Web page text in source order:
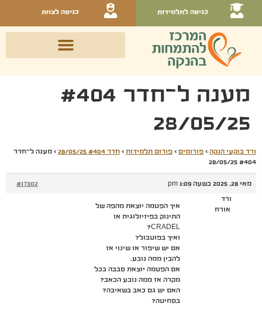
כניסה לתלמידות כניסה לצוות
מענה ל־חדר #404
28/05/25
ורד בוקעי הנקה › פורומים › פורום תלמידות › חדר #404 28/05/25 › מענה ל־חדר
#404 28/05/25
מאי 28, 2025 בשעה 1:09 pm #17302
ורד
אורח
איך הפטמה יוצאת מהפה של
התינוק בפיזיולוגית או
CRADEL?
ואיך בפוטבול?
אם יש שיפור או שינוי אז
להבין ממה נובע.
אם הפטמה יוצאת סבבה בכל
מקרה אז ממה נובע הכאב?
האם יש גם כאב בשאיבה?
בסחיטה?